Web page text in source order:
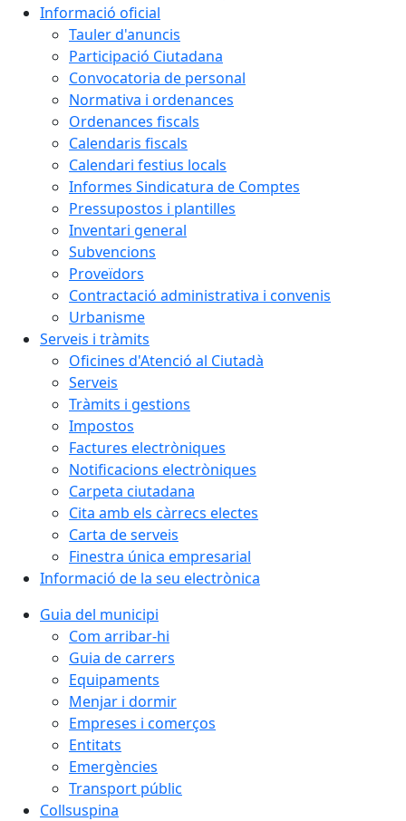
Informació oficial
Tauler d'anuncis
Participació Ciutadana
Convocatoria de personal
Normativa i ordenances
Ordenances fiscals
Calendaris fiscals
Calendari festius locals
Informes Sindicatura de Comptes
Pressupostos i plantilles
Inventari general
Subvencions
Proveïdors
Contractació administrativa i convenis
Urbanisme
Serveis i tràmits
Oficines d'Atenció al Ciutadà
Serveis
Tràmits i gestions
Impostos
Factures electròniques
Notificacions electròniques
Carpeta ciutadana
Cita amb els càrrecs electes
Carta de serveis
Finestra única empresarial
Informació de la seu electrònica
Guia del municipi
Com arribar-hi
Guia de carrers
Equipaments
Menjar i dormir
Empreses i comerços
Entitats
Emergències
Transport públic
Collsuspina